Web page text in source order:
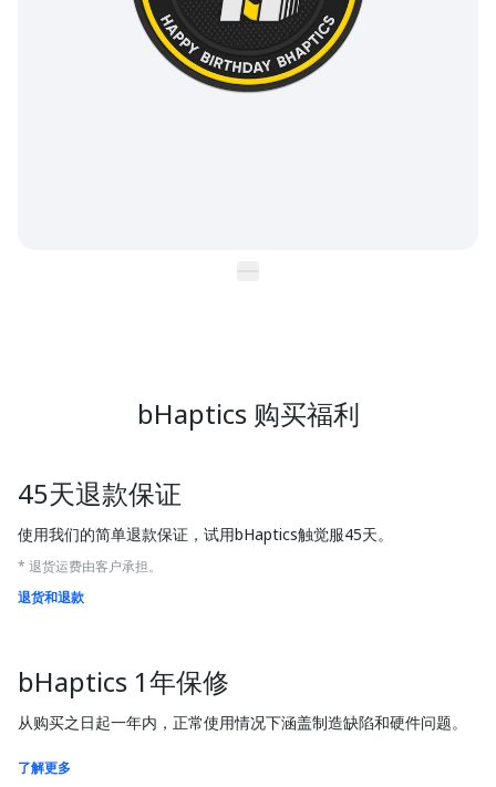
bHaptics 购买福利
45天退款保证
使用我们的简单退款保证，试用bHaptics触觉服45天。
* 退货运费由客户承担。
退货和退款
bHaptics 1年保修
从购买之日起一年内，正常使用情况下涵盖制造缺陷和硬件问题。
了解更多